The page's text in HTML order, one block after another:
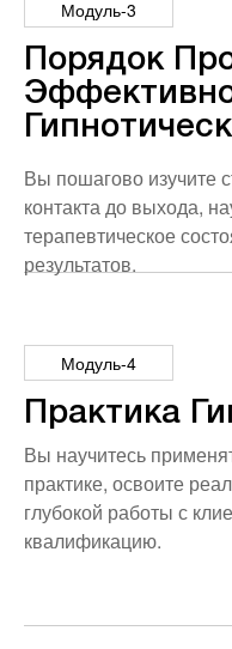
Модуль-3
Порядок
Вы пошагово изучите
контакта до выхода,
терапевтическое
результатов.
Модуль-4
Практика
Вы научитесь
практике, освоите
глубокой работы с
квалификацию.